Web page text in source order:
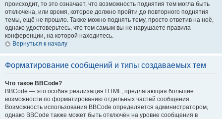
происходит, то это означает, что возможность поднятия тем могла быть
отключена, или время, которое должно пройти до повторного поднятия
темы, ещё не прошло. Также можно поднять тему, просто ответив на неё,
однако удостоверьтесь, что тем самым вы не нарушаете правила
конференции, на которой находитесь.
Вернуться к началу
Форматирование сообщений и типы создаваемых тем
Что такое BBCode?
BBCode — это особая реализация HTML, предлагающая большие
возможности по форматированию отдельных частей сообщения.
Возможность использования BBCode определяется администратором,
однако BBCode также может быть отключён на уровне сообщения в